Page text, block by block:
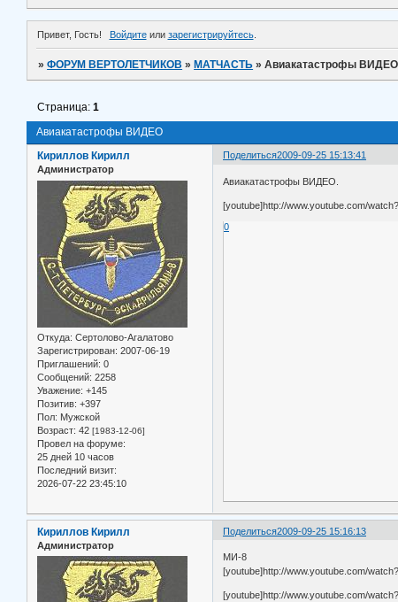
Привет, Гость! Войдитеили зарегистрируйтесь.
»ФОРУМ ВЕРТОЛЕТЧИКОВ » МАТЧАСТЬ »Авиакатaстрофы ВИДЕО
Авиакатaстрофы ВИДЕО
Страница:1
Поделиться2009-09-25 15:13:41
Кириллов Кирилл
Администратор
Откуда: Сертолово-Агалатово
Зарегистрирован: 2007-06-19
Приглашений: 0
Сообщений: 2258
Уважение: +145
Позитив: +397
Пол: Мужской
Возраст: 42 [1983-12-06]
Провел на форуме:
25 дней 10 часов
Последний визит:
2026-07-22 23:45:10
Авиакатaстрофы ВИДЕО.
[youtube]http://www.youtube.com/
0
Поделиться2009-09-25 15:16:13
Кириллов Кирилл
Администратор
МИ-8
[youtube]http://www.youtube.com/
[youtube]http://www.youtube.com/